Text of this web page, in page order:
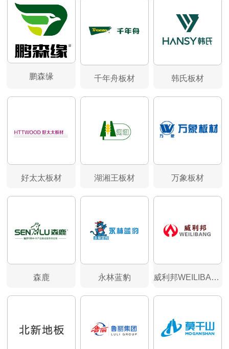
鹏森缘 千年舟板材 韩氏板材
好太太板材 湖湘王板材 万象板材
森鹿 永林蓝豹 威利邦WEILIBANG